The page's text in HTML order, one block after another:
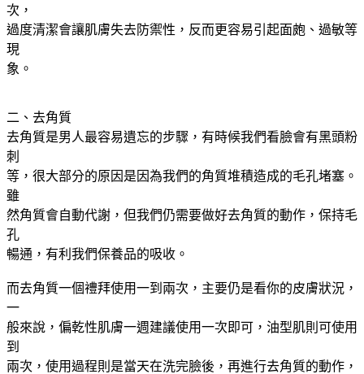
次，
過度清潔會讓肌膚失去防禦性，反而更容易引起面皰、過敏等
現
象。
二、去角質
去角質是男人最容易遺忘的步驟，有時候我們看臉會有黑頭粉
刺
等，很大部分的原因是因為我們的角質堆積造成的毛孔堵塞。
雖
然角質會自動代謝，但我們仍需要做好去角質的動作，保持毛
孔
暢通，有利我們保養品的吸收。
而去角質一個禮拜使用一到兩次，主要仍是看你的皮膚狀況，
一
般來說，偏乾性肌膚一週建議使用一次即可，油型肌則可使用
到
兩次，使用過程則是當天在洗完臉後，再進行去角質的動作，